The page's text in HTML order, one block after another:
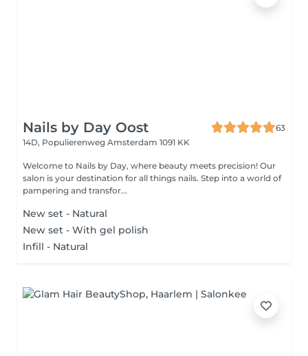
Nails by Day Oost
63
14D, Populierenweg Amsterdam 1091 KK
Welcome to Nails by Day, where beauty meets precision! Our
salon is your destination for all things nails. Step into a world of
pampering and transfor...
New set - Natural
New set - With gel polish
Infill - Natural